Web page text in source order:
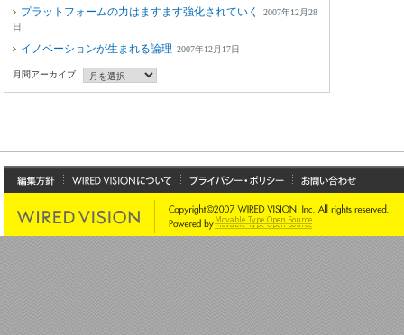
プラットフォームの力はますます強化されていく 2007年12月28
日
イノベーションが生まれる論理 2007年12月17日
月間アーカイブ